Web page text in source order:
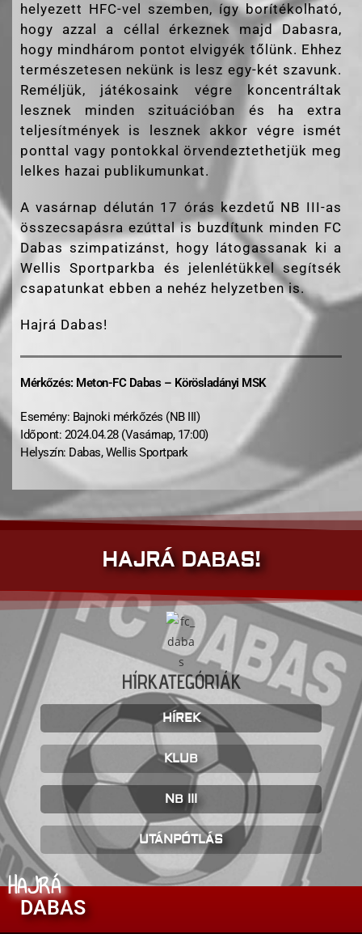
helyezett HFC-vel szemben, így borítékolható,
hogy azzal a céllal érkeznek majd Dabasra,
hogy mindhárom pontot elvigyék tőlünk. Ehhez
természetesen nekünk is lesz egy-két szavunk.
Reméljük, játékosaink végre koncentráltak
lesznek minden szituációban és ha extra
teljesítmények is lesznek akkor végre ismét
ponttal vagy pontokkal örvendeztethetjük meg
lelkes hazai publikumunkat.
A vasárnap délután 17 órás kezdetű NB III-as
összecsapásra ezúttal is buzdítunk minden FC
Dabas szimpatizánst, hogy látogassanak ki a
Wellis Sportparkba és jelenlétükkel segítsék
csapatunkat ebben a nehéz helyzetben is.
Hajrá Dabas!
Mérkőzés: Meton-FC Dabas – Körösladányi MSK
Esemény: Bajnoki mérkőzés (NB III)
Időpont: 2024.04.28 (Vasárnap, 17:00)
Helyszín: Dabas, Wellis Sportpark
HAJRÁ DABAS!
HÍRKATEGÓRIÁK
HÍREK
KLUB
NB III
UTÁNPÓTLÁS
HAJRÁ
DABAS